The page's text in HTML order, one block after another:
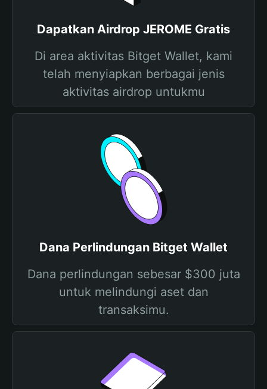
Dapatkan Airdrop JEROME Gratis
Di area aktivitas Bitget Wallet, kami
telah menyiapkan berbagai jenis
aktivitas airdrop untukmu
Dana Perlindungan Bitget Wallet
Dana perlindungan sebesar $300 juta
untuk melindungi aset dan
transaksimu.